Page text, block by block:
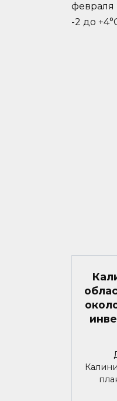
февраля
-2 до